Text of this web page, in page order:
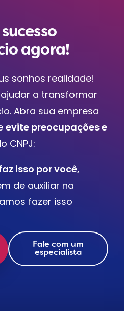
sucesso
agora!
sonhos realidade!
a transformar
Abra sua empresa
evite preocupações e
CNPJ:
isso por você,
de auxiliar na
fazer isso
Fale com um
especialista